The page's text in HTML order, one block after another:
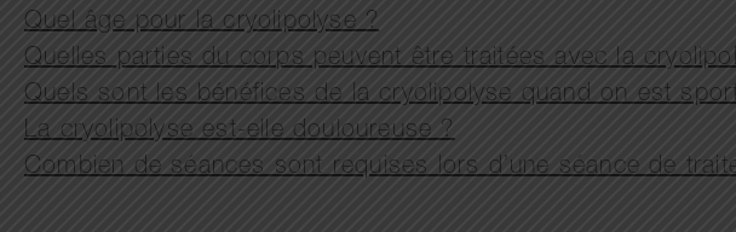
Quel âge pour la cryolipolyse ?
Quelles parties du corps peuvent être traitées avec la
Quels sont les bénéfices de la cryolipolyse quand on est
La cryolipolyse est-elle douloureuse ?
Combien de séances sont requises lors d’une séance de